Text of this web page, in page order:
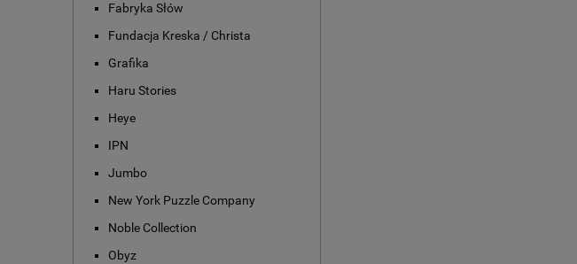
Fabryka Słów
Fundacja Kreska / Christa
Grafika
Haru Stories
Heye
IPN
Jumbo
New York Puzzle Company
Noble Collection
Obyz